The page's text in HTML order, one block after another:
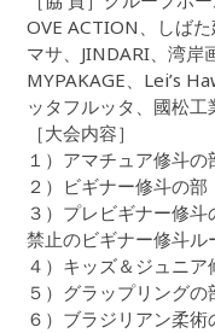
OVE ACTION、しば
マサ、JINDARI、湾岸
MYPAKAGE、Lei’s
ッタフルッタ、國松工
［大会内容］
１）アマチュア修斗の
２）ビギナー修斗の部
３）プレビギナー修
禁止のビギナー修斗ル
４）キッズ＆ジュニア
５）グラップリングの
６）ブラジリアン柔術